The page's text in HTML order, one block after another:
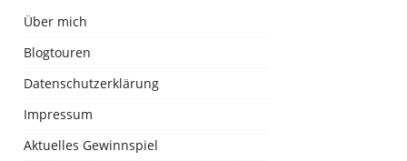
Über mich
Blogtouren
Datenschutzerklärung
Impressum
Aktuelles Gewinnspiel